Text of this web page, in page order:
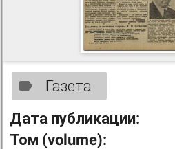
Газета
Дата публикации:
Том (volume):